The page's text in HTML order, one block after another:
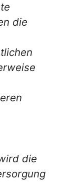
die
die